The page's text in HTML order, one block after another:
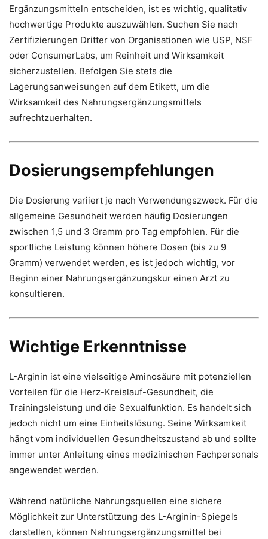
Ergänzungsmitteln entscheiden, ist es wichtig, qualitativ
hochwertige Produkte auszuwählen. Suchen Sie nach
Zertifizierungen Dritter von Organisationen wie USP, NSF
oder ConsumerLabs, um Reinheit und Wirksamkeit
sicherzustellen. Befolgen Sie stets die
Lagerungsanweisungen auf dem Etikett, um die
Wirksamkeit des Nahrungsergänzungsmittels
aufrechtzuerhalten.
Dosierungsempfehlungen
Die Dosierung variiert je nach Verwendungszweck. Für die
allgemeine Gesundheit werden häufig Dosierungen
zwischen 1,5 und 3 Gramm pro Tag empfohlen. Für die
sportliche Leistung können höhere Dosen (bis zu 9
Gramm) verwendet werden, es ist jedoch wichtig, vor
Beginn einer Nahrungsergänzungskur einen Arzt zu
konsultieren.
Wichtige Erkenntnisse
L-Arginin ist eine vielseitige Aminosäure mit potenziellen
Vorteilen für die Herz-Kreislauf-Gesundheit, die
Trainingsleistung und die Sexualfunktion. Es handelt sich
jedoch nicht um eine Einheitslösung. Seine Wirksamkeit
hängt vom individuellen Gesundheitszustand ab und sollte
immer unter Anleitung eines medizinischen Fachpersonals
angewendet werden.
Während natürliche Nahrungsquellen eine sichere
Möglichkeit zur Unterstützung des L-Arginin-Spiegels
darstellen, können Nahrungsergänzungsmittel bei